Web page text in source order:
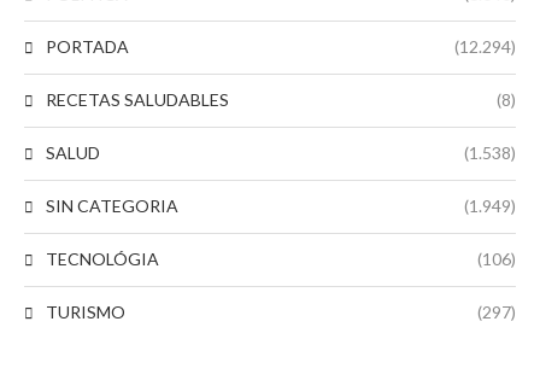
PORTADA (12.294)
RECETAS SALUDABLES (8)
SALUD (1.538)
SIN CATEGORIA (1.949)
TECNOLÓGIA (106)
TURISMO (297)